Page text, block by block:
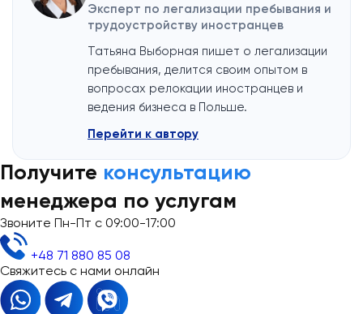
Эксперт по легализации пребывания и
трудоустройству иностранцев
Татьяна Выборная пишет о легализации
пребывания, делится своим опытом в
вопросах релокации иностранцев и
ведения бизнеса в Польше.
Перейти к автору
Получите консультацию
менеджера по услугам
Звоните Пн-Пт с 09:00-17:00
+48 71 880 85 08
Свяжитесь с нами онлайн